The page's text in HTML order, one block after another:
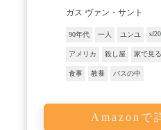
ガス ヴァン・サント
90年代 一人 ユンユ
アメリカ 殺し屋 家で見る
食事 教養 バスの中
Amazonで